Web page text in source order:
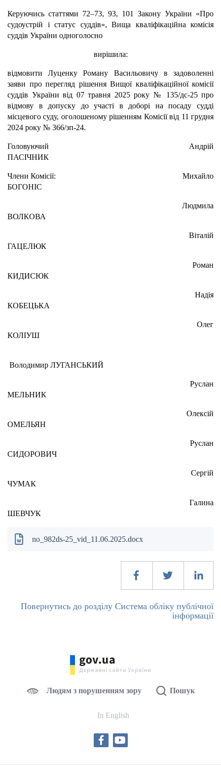
Керуючись статтями 72–73, 93, 101 Закону України «Про
судоустрій і статус суддів», Вища кваліфікаційна комісія
суддів України одноголосно
вирішила:
відмовити Луценку Роману Васильовичу в задоволенні
заяви про перегляд рішення Вищої кваліфікаційної комісії
суддів України від 07 травня 2025 року № 135/дс-25 про
відмову в допуску до участі в доборі на посаду судді
місцевого суду, оголошеному рішенням Комісії від 11 грудня
2024 року № 366/зп-24.
Головуючий Андрій
ПАСІЧНИК
Члени Комісії: Михайло
БОГОНІС
Людмила
ВОЛКОВА
Віталій
ГАЦЕЛЮК
Роман
КИДИСЮК
Надія
КОБЕЦЬКА
Олег
КОЛІУШ
Володимир ЛУГАНСЬКИЙ
Руслан
МЕЛЬНИК
Олексій
ОМЕЛЬЯН
Руслан
СИДОРОВИЧ
Сергій
ЧУМАК
Галина
ШЕВЧУК
no_982ds-25_vid_11.06.2025.docx
Повернутись до розділу Система обліку публічної
інформації
Людям з порушенням зору Пошук
In English